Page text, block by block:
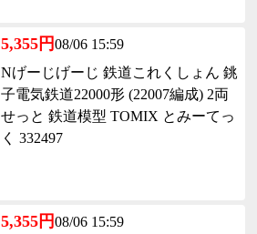
5,355円08/06 15:59
Nげーじげーじ 鉄道これくしょん 銚
子電気鉄道22000形 (22007編成) 2両
せっと 鉄道模型 TOMIX とみーてっ
く 332497
5,355円08/06 15:59